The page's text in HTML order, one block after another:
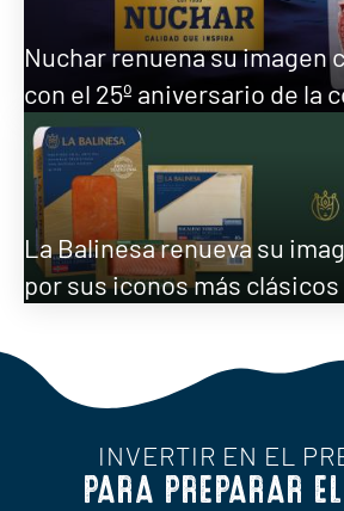
Nuchar renuena su imagen
con el 25º aniversario de la
La Balinesa renueva su
por sus iconos más clásicos
INVERTIR EN EL
PARA PREPARAR